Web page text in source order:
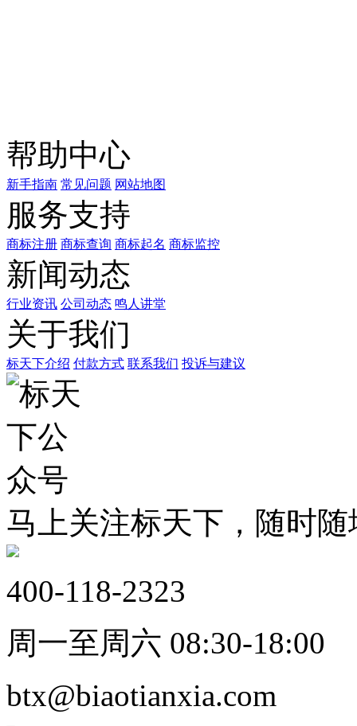
帮助中心
新手指南 常见问题 网站地图
服务支持
商标注册 商标查询 商标起名 商标监控
新闻动态
行业资讯 公司动态 鸣人讲堂
关于我们
标天下介绍 付款方式 联系我们 投诉与建议
马上关注标天下，随时
400-118-2323
周一至周六 08:30-18:00
btx@biaotianxia.com